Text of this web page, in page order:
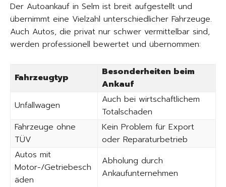
Der Autoankauf in Selm ist breit aufgestellt und
übernimmt eine Vielzahl unterschiedlicher Fahrzeuge.
Auch Autos, die privat nur schwer vermittelbar sind,
werden professionell bewertet und übernommen:
Fahrzeugtyp
Besonderheiten beim
Ankauf
Unfallwagen
Auch bei wirtschaftlichem
Totalschaden
Fahrzeuge ohne
TÜV
Kein Problem für Export
oder Reparaturbetrieb
Autos mit
Motor-/Getriebesch
äden
Abholung durch
Ankaufunternehmen